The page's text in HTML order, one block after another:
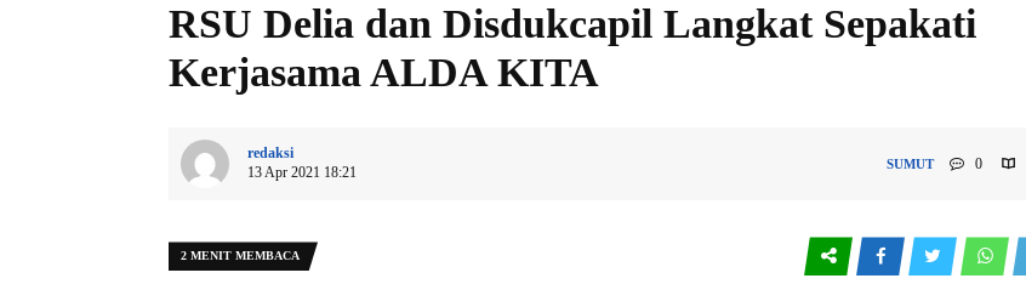
RSU Delia dan Disdukcapil Langkat Sepakati
Kerjasama ALDA KITA
redaksi
13 Apr 2021 18:21
SUMUT 0
2 MENIT MEMBACA